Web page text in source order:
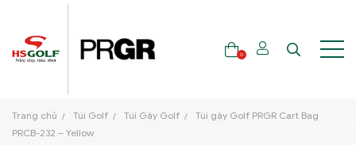
THƯƠNG HIỆU
0
Trang chủ Túi Golf Túi Gậy Golf
Túi gậy Golf PRGR Cart Bag
PRCB-232 – Yellow